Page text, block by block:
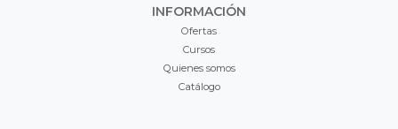
INFORMACIÓN
Ofertas
Cursos
Quienes somos
Catálogo